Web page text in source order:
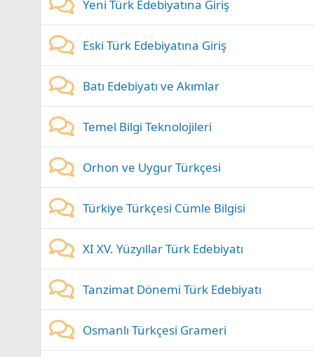
Yeni Türk Edebiyatına Giriş
Eski Türk Edebiyatına Giriş
Batı Edebiyatı ve Akımlar
Temel Bilgi Teknolojileri
Orhon ve Uygur Türkçesi
Türkiye Türkçesi Cümle Bilgisi
XI XV. Yüzyıllar Türk Edebiyatı
Tanzimat Dönemi Türk Edebiyatı
Osmanlı Türkçesi Grameri